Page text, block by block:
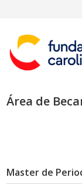
Área de
Master de